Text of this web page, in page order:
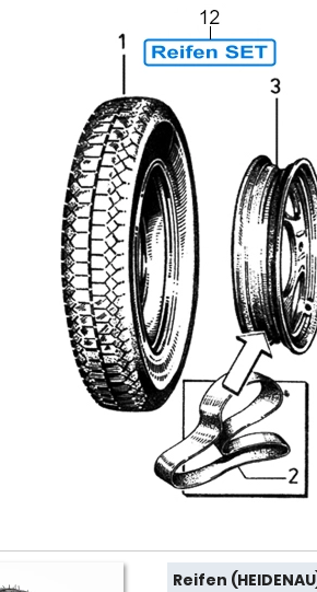
Reifen